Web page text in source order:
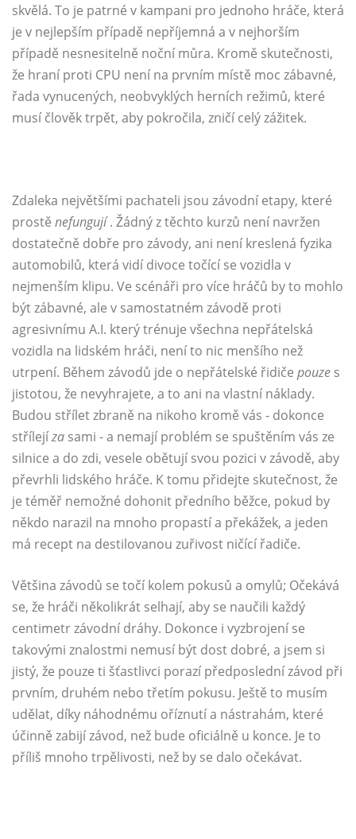
skvělá. To je patrné v kampani pro jednoho hráče, která
je v nejlepším případě nepříjemná a v nejhorším
případě nesnesitelně noční můra. Kromě skutečnosti,
že hraní proti CPU není na prvním místě moc zábavné,
řada vynucených, neobvyklých herních režimů, které
musí člověk trpět, aby pokročila, zničí celý zážitek.
Zdaleka největšími pachateli jsou závodní etapy, které
prostě nefungují. Žádný z těchto kurzů není navržen
dostatečně dobře pro závody, ani není kreslená fyzika
automobilů, která vidí divoce točící se vozidla v
nejmenším klipu. Ve scénáři pro více hráčů by to mohlo
být zábavné, ale v samostatném závodě proti
agresivnímu A.I. který trénuje všechna nepřátelská
vozidla na lidském hráči, není to nic menšího než
utrpení. Během závodů jde o nepřátelské řidiče pouze s
jistotou, že nevyhrajete, a to ani na vlastní náklady.
Budou střílet zbraně na nikoho kromě vás - dokonce
střílejíza sami - a nemají problém se spuštěním vás ze
silnice a do zdi, vesele obětují svou pozici v závodě, aby
převrhli lidského hráče. K tomu přidejte skutečnost, že
je téměř nemožné dohonit předního běžce, pokud by
někdo narazil na mnoho propastí a překážek, a jeden
má recept na destilovanou zuřivost ničící řadiče.
Většina závodů se točí kolem pokusů a omylů; Očekává
se, že hráči několikrát selhají, aby se naučili každý
centimetr závodní dráhy. Dokonce i vyzbrojení se
takovými znalostmi nemusí být dost dobré, a jsem si
jistý, že pouze ti šťastlivci porazí předposlední závod při
prvním, druhém nebo třetím pokusu. Ještě to musím
udělat, díky náhodnému oříznutí a nástrahám, které
účinně zabijí závod, než bude oficiálně u konce. Je to
příliš mnoho trpělivosti, než by se dalo očekávat.